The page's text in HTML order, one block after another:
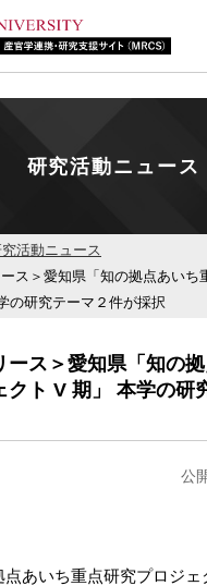
研究活動ニュース
活動ニュース
ス＞愛知県「知の拠点あいち
の研究テーマ２件が採択
ース＞愛知県「知の
クト V 期」 本学の研
公
あいち重点研究プロジェ